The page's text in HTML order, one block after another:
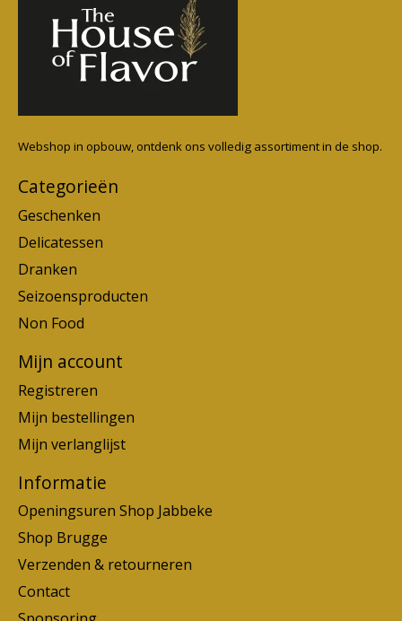
Webshop in opbouw, ontdenk ons volledig assortiment in de shop.
Categorieën
Geschenken
Delicatessen
Dranken
Seizoensproducten
Non Food
Mijn account
Registreren
Mijn bestellingen
Mijn verlanglijst
Informatie
Openingsuren Shop Jabbeke
Shop Brugge
Verzenden & retourneren
Contact